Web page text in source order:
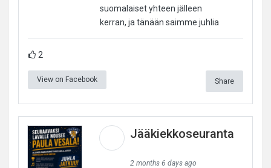
suomalaiset yhteen jälleen
kerran, ja tänään saimme juhlia
2
View on Facebook Share
Jääkiekkoseuranta
2 months 6 days ago